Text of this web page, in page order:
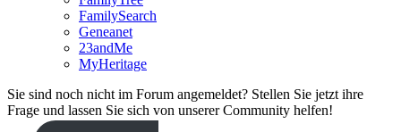
FamilySearch
Geneanet
23andMe
MyHeritage
Sie sind noch nicht im Forum angemeldet? Stellen Sie jetzt ihre
Frage und lassen Sie sich von unserer Community helfen!